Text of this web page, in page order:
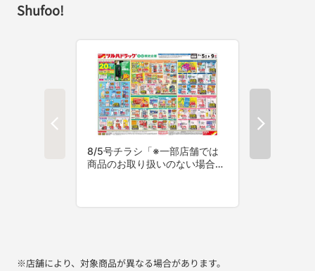
Shufoo!
※店舗により、対象商品が異なる場合があります。